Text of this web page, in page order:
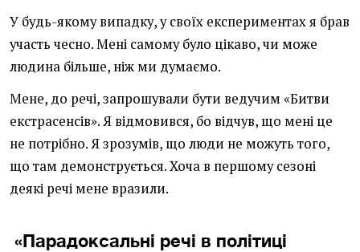
У будь-якому випадку, у своїх експериментах я брав
участь чесно. Мені самому було цікаво, чи може
людина більше, ніж ми думаємо.
Мене, до речі, запрошували бути ведучим «Битви
екстрасенсів». Я відмовився, бо відчув, що мені це
не потрібно. Я зрозумів, що люди не можуть того,
що там демонструється. Хоча в першому сезоні
деякі речі мене вразили.
«Парадоксальні речі в політиці